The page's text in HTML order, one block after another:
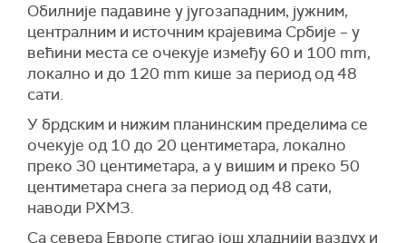
Обилније падавине у југозападним, јужним,
централним и источним крајевима Србије – у
већини места се очекује између 60 и 100 mm,
локално и до 120 mm кише за период од 48
сати.
У брдским и нижим планинским пределима се
очекује од 10 до 20 центиметара, локално
преко 30 центиметара, а у вишим и преко 50
центиметара снега за период од 48 сати,
наводи РХМЗ.
Са севера Европе стигао још хладнији ваздух и